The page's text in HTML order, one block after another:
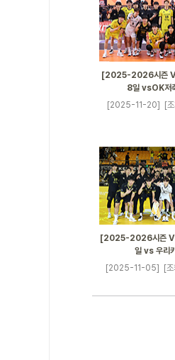
[2025-2026시즌 V
8일 vsOK저
[2025-11-20]
[
[2025-2026시즌 V
일 vs 우리
[2025-11-05]
[